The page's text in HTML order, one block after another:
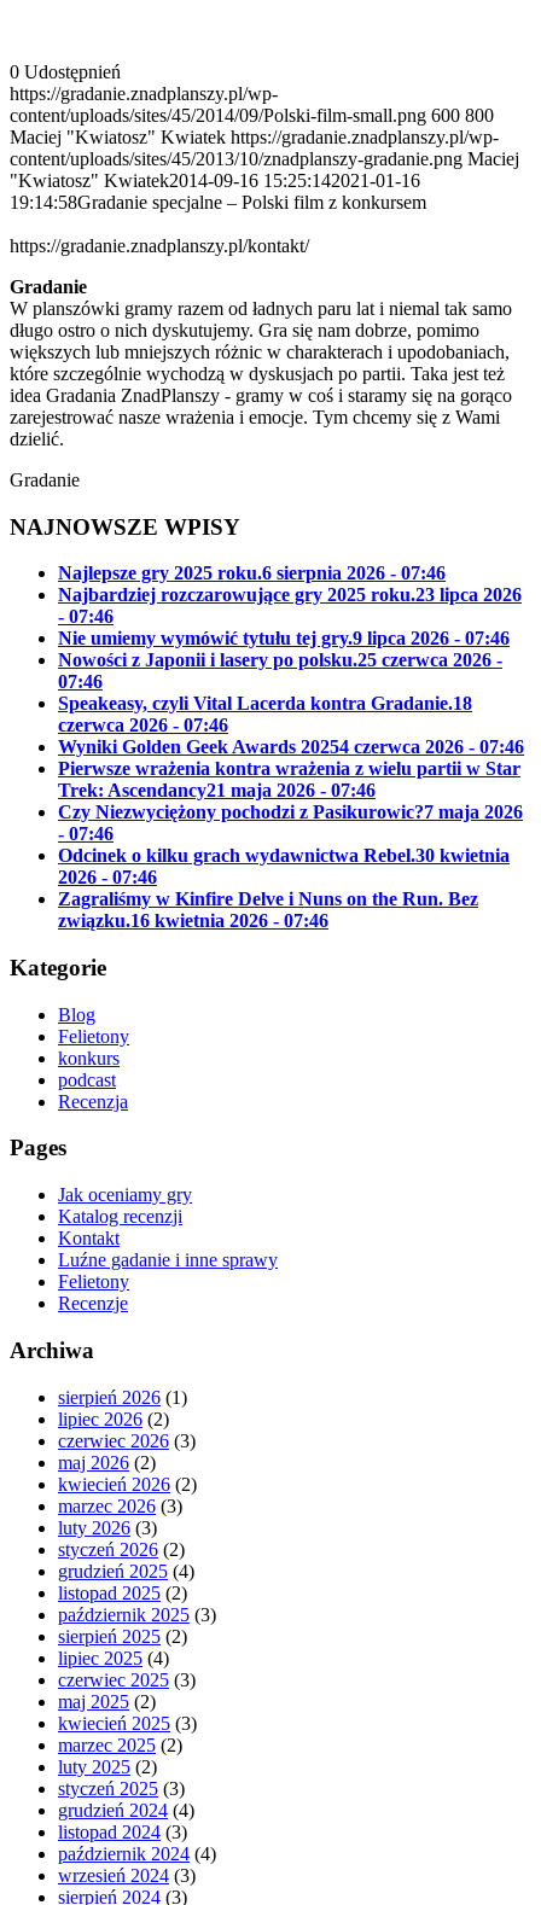
0 Udostępnień
https://gradanie.znadplanszy.pl/wp-
content/uploads/sites/45/2014/09/Polski-film-small.png 600 800
Maciej "Kwiatosz" Kwiatek https://gradanie.znadplanszy.pl/wp-
content/uploads/sites/45/2013/10/znadplanszy-gradanie.png Maciej
"Kwiatosz" Kwiatek2014-09-16 15:25:142021-01-16
19:14:58Gradanie specjalne – Polski film z konkursem
https://gradanie.znadplanszy.pl/kontakt/
Gradanie
W planszówki gramy razem od ładnych paru lat i niemal tak samo
długo ostro o nich dyskutujemy. Gra się nam dobrze, pomimo
większych lub mniejszych różnic w charakterach i upodobaniach,
które szczególnie wychodzą w dyskusjach po partii. Taka jest też
idea Gradania ZnadPlanszy - gramy w coś i staramy się na gorąco
zarejestrować nasze wrażenia i emocje. Tym chcemy się z Wami
dzielić.
Gradanie
NAJNOWSZE WPISY
Najlepsze gry 2025 roku.6 sierpnia 2026 - 07:46
Najbardziej rozczarowujące gry 2025 roku.23 lipca 2026
- 07:46
Nie umiemy wymówić tytułu tej gry.9 lipca 2026 - 07:46
Nowości z Japonii i lasery po polsku.25 czerwca 2026 -
07:46
Speakeasy, czyli Vital Lacerda kontra Gradanie.18
czerwca 2026 - 07:46
Wyniki Golden Geek Awards 20254 czerwca 2026 - 07:46
Pierwsze wrażenia kontra wrażenia z wielu partii w Star
Trek: Ascendancy21 maja 2026 - 07:46
Czy Niezwyciężony pochodzi z Pasikurowic?7 maja 2026
- 07:46
Odcinek o kilku grach wydawnictwa Rebel.30 kwietnia
2026 - 07:46
Zagraliśmy w Kinfire Delve i Nuns on the Run. Bez
związku.16 kwietnia 2026 - 07:46
Kategorie
Blog
Felietony
konkurs
podcast
Recenzja
Pages
Jak oceniamy gry
Katalog recenzji
Kontakt
Luźne gadanie i inne sprawy
Felietony
Recenzje
Archiwa
sierpień 2026 (1)
lipiec 2026 (2)
czerwiec 2026 (3)
maj 2026 (2)
kwiecień 2026 (2)
marzec 2026 (3)
luty 2026 (3)
styczeń 2026 (2)
grudzień 2025 (4)
listopad 2025 (2)
październik 2025 (3)
sierpień 2025 (2)
lipiec 2025 (4)
czerwiec 2025 (3)
maj 2025 (2)
kwiecień 2025 (3)
marzec 2025 (2)
luty 2025 (2)
styczeń 2025 (3)
grudzień 2024 (4)
listopad 2024 (3)
październik 2024 (4)
wrzesień 2024 (3)
sierpień 2024 (3)